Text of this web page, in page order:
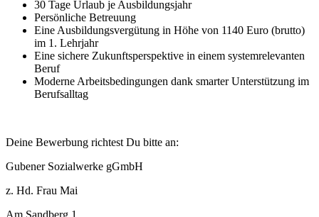
30 Tage Urlaub je Ausbildungsjahr
Persönliche Betreuung
Eine Ausbildungsvergütung in Höhe von 1140 Euro (brutto)
im 1. Lehrjahr
Eine sichere Zukunftsperspektive in einem systemrelevanten
Beruf
Moderne Arbeitsbedingungen dank smarter Unterstützung im
Berufsalltag
Deine Bewerbung richtest Du bitte an:
Gubener Sozialwerke gGmbH
z. Hd. Frau Mai
Am Sandberg 1